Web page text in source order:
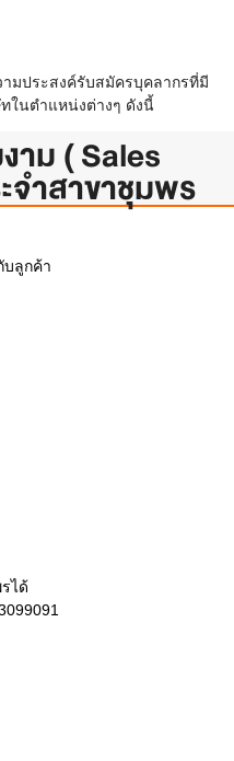
มประสงค์รับสมัครบุคลากรที่มี
ในตำแหน่งต่างๆ ดังนี้
าม ( Sales
จำสาขาชุมพร
บลูกค้า
ได้